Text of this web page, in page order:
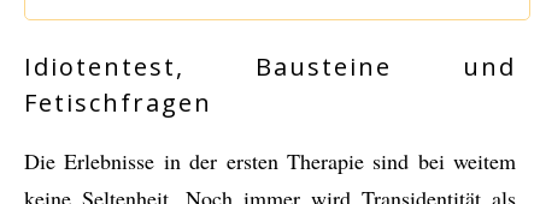
Idiotentest, Bausteine und
Fetischfragen
Die Erlebnisse in der ersten Therapie sind bei weitem
keine Seltenheit. Noch immer wird Transidentität als